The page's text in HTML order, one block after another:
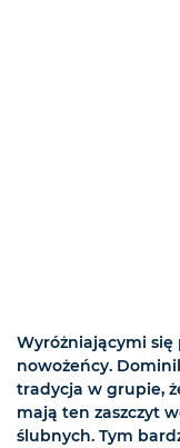
Wyróżniającymi
nowożeńcy.
tradycja w grupie,
mają ten zaszczyt
ślubnych. Tym